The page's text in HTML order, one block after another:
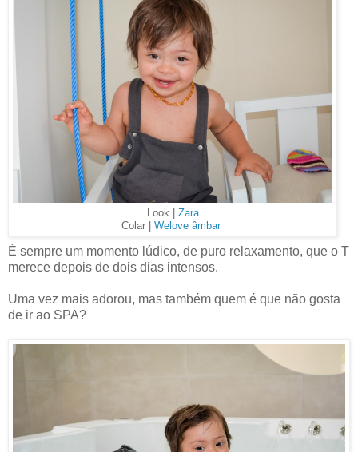
Look | Zara
Colar | Welove âmbar
É sempre um momento lúdico, de puro relaxamento, que o T
merece depois de dois dias intensos.
Uma vez mais adorou, mas também quem é que não gosta
de ir ao SPA?